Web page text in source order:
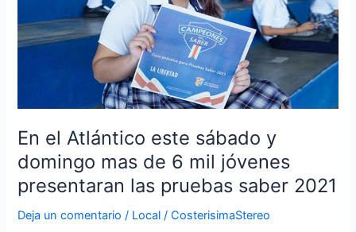
En el Atlántico este sábado y
domingo mas de 6 mil jóvenes
presentaran las pruebas saber 2021
Deja un comentario / Local /CosterisimaStereo
y
domingo
6
mil
jóvenes
presentaran
las
saber